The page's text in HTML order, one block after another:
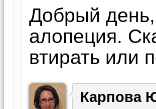
Добрый день,
алопеция.
втирать или
Карпова